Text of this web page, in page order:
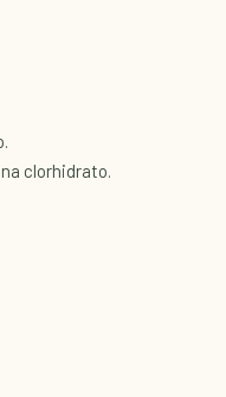
clorhidrato.